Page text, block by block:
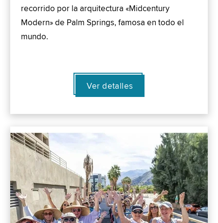
recorrido por la arquitectura «Midcentury
Modern» de Palm Springs, famosa en todo el
mundo.
Ver detalles